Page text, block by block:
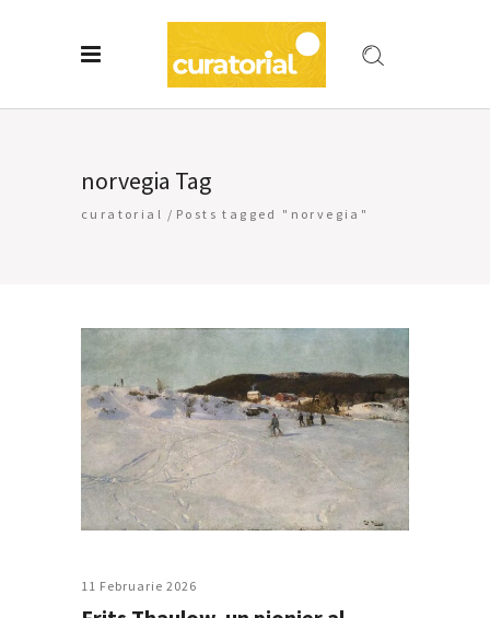
norvegia Tag
curatorial / Posts tagged "norvegia"
11 Februarie 2026